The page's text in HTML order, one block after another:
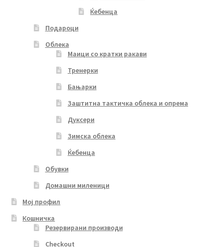
Ќебенца
Подароци
Облека
Маици со кратки ракави
Тренерки
Бањарки
Заштитна тактичка облека и опрема
Дуксери
Зимска облека
Ќебенца
Обувки
Домашни миленици
Мој профил
Кошничка
Резервирани производи
Checkout